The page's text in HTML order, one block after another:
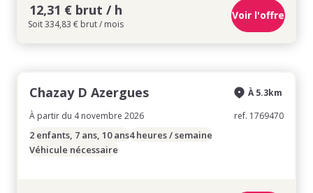
12,31 € brut / h
Soit 334,83 € brut / mois
Voir l'offre
Chazay D Azergues
À partir du 4 novembre 2026
À 5.3km
ref. 1769470
2 enfants, 7 ans, 10 ans4 heures / semaine
Véhicule nécessaire